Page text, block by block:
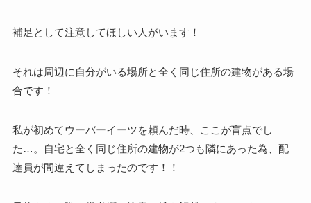
補足として注意してほしい人がいます！
それは周辺に自分がいる場所と全く同じ住所の建物がある場
合です！
私が初めてウーバーイーツを頼んだ時、ここが盲点でし
た…。自宅と全く同じ住所の建物が2つも隣にあった為、配
達員が間違えてしまったのです！！